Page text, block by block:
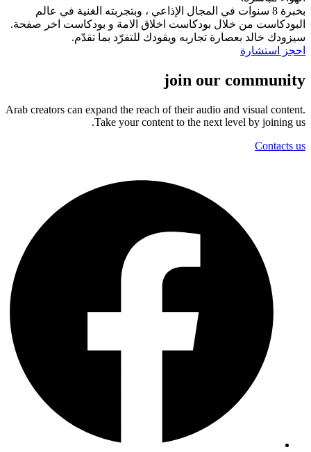
بخبرة 8 سنوات في المجال الإذاعي ، وبتجربته الغنية في عالم
البودكاست من خلال بودكاست اخلاق الامة و بودكاست اخر صفحة.
سيزودك خالد بعصارة تجاربه ويقودك للتفرّد بما تقدّم.
احجز استشارة
join our community
Arab creators can expand the reach of their audio and visual content.
Take your content to the next level by joining us.
Contacts us